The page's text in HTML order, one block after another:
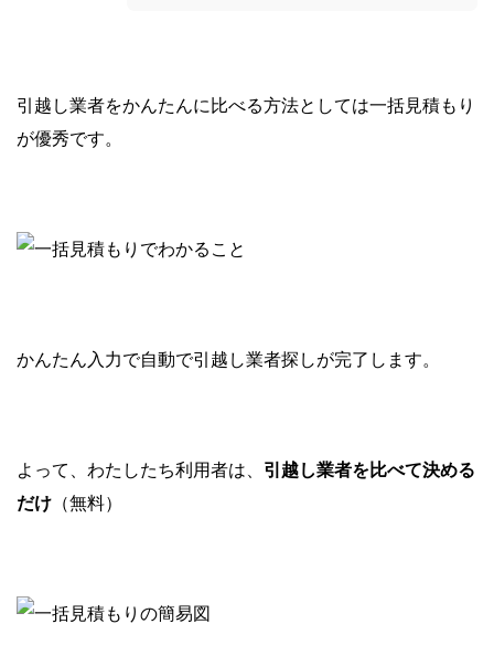
引越し業者をかんたんに比べる方法としては一括見積もり
が優秀です。
かんたん入力で自動で引越し業者探しが完了します。
よって、わたしたち利用者は、 引越し業者を比べて決める
だけ （無料）